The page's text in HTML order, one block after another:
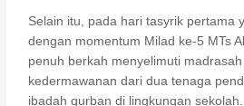
Selain itu, pada hari tasyrik pertama
dengan momentum Milad ke-5 MTs
penuh berkah menyelimuti
kedermawanan dari dua tenaga
ibadah qurban di lingkungan